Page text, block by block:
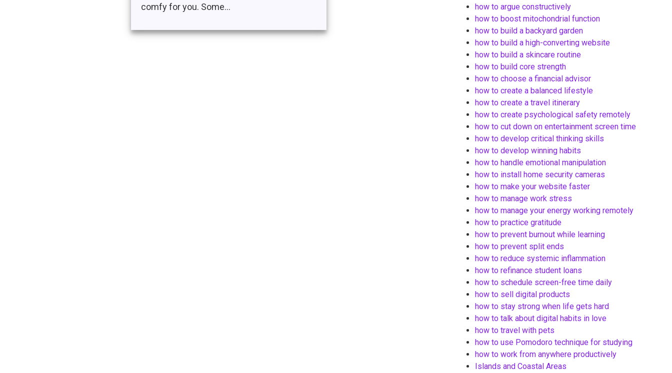
comfy for you. Some…
how to argue constructively
how to boost mitochondrial function
how to build a backyard garden
how to build a high-converting website
how to build a skincare routine
how to build core strength
how to choose a financial advisor
how to create a balanced lifestyle
how to create a travel itinerary
how to create psychological safety remotely
how to cut down on entertainment screen time
how to develop critical thinking skills
how to develop winning habits
how to handle emotional manipulation
how to install home security cameras
how to make your website faster
how to manage work stress
how to manage your energy working remotely
how to practice gratitude
how to prevent burnout while learning
how to prevent split ends
how to reduce systemic inflammation
how to refinance student loans
how to schedule screen-free time daily
how to sell digital products
how to stay strong when life gets hard
how to talk about digital habits in love
how to travel with pets
how to use Pomodoro technique for studying
how to work from anywhere productively
Islands and Coastal Areas